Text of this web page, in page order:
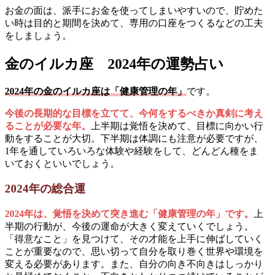
お金の面は、派手にお金を使ってしまいやすいので、貯めた
い時は目的と期間を決めて、専用の口座をつくるなどの工夫
をしましょう。
金のイルカ座 2024年の運勢占い
2024年の金のイルカ座は「健康管理の年」です。
今後の長期的な目標を立てて、今何をするべきか真剣に考え
ることが必要な年。
上半期は覚悟を決めて、目標に向かい行
動をすることが大切。下半期は体調にも注意が必要ですが、
1年を通していろいろな体験や経験をして、どんどん種をま
いておくといいでしょう。
2024年の総合運
2024年は、覚悟を決めて突き進む「健康管理の年」です。
上
半期の行動が、今後の運命が大きく変えていくでしょう。
「得意なこと」を見つけて、その才能を上手に伸ばしていく
ことが重要なので、思い切って自分を取り巻く世界や環境を
変える必要があります。また、自分の向き不向きはしっかり